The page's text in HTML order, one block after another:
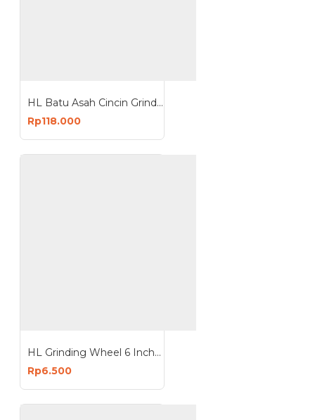
HL Batu Asah Cincin Grinding Wheel Forstone 6 Inch
Rp118.000
HL Grinding Wheel 6 Inch Mata Batu Gerinda
Rp6.500